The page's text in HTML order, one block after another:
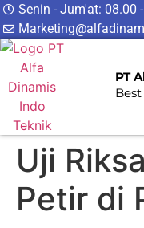
Senin - Jum'at: 08.00
PT
Uji
Petir di